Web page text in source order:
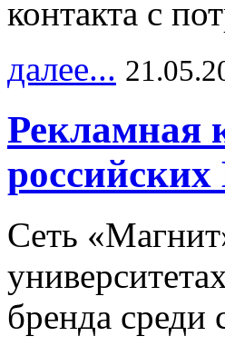
контакта с
далее...
Рекламная
Сеть
бренда среди